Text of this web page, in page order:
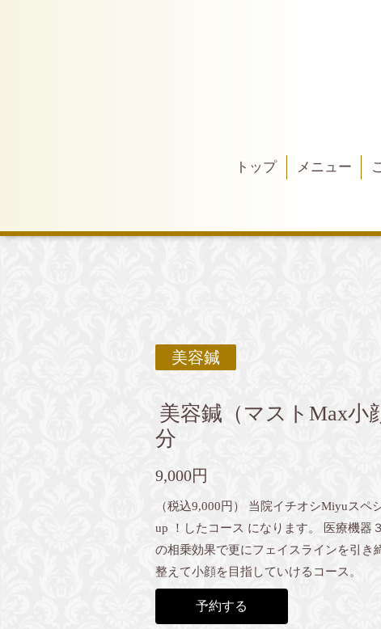
トップ メニュー
美容鍼
美容鍼（マストMax小
分
9,000円
（税込9,000円） 当院イチオシMiyuスペ
up ！したコース になります。 医療機器
の相乗効果で更にフェイスラインを引き
整えて小顔を目指していけるコース。
予約する